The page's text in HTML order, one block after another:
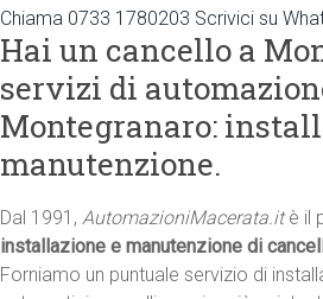
Chiama 0733 1780203 Scrivici su
Hai un cancello a
servizi di
Montegranaro:
manutenzione.
Dal 1991, AutomazioniMacerata.itè il
installazione e manutenzione di
Forniamo un puntuale servizio di